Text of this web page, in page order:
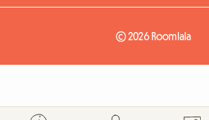
© 2026 Roomlala